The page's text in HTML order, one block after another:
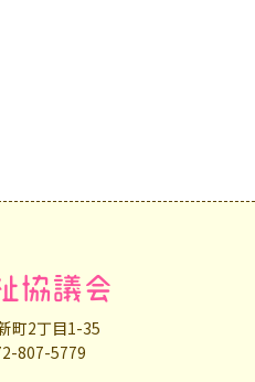
協議会
町2丁目1-35
807-5779